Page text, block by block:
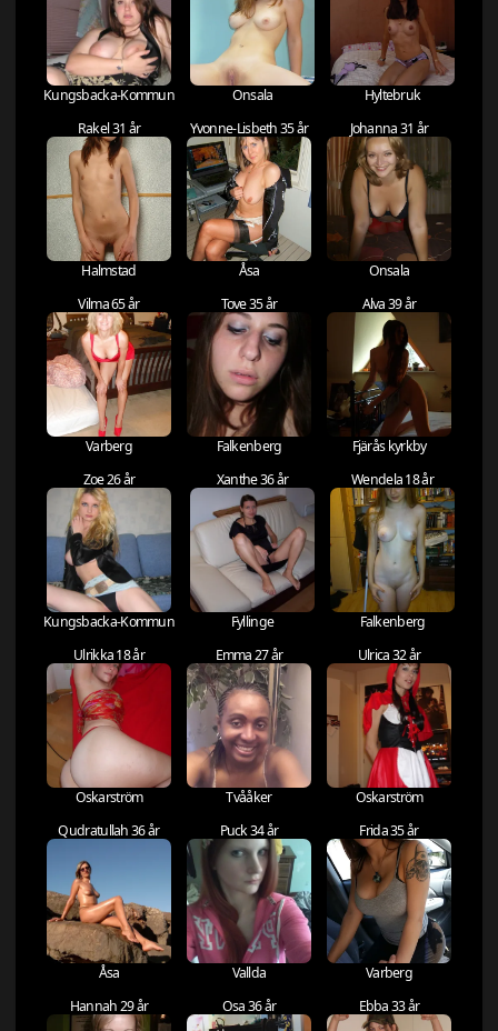
Kungsbacka-Kommun Onsala
Hyltebruk
Rakel 31 år
Halmstad
Yvonne-Lisbeth 35 år
Åsa
Johanna 31 år
Onsala
Vilma 65 år
Varberg
Tove 35 år
Falkenberg
Alva 39 år
Fjärås kyrkby
Zoe 26 år
Kungsbacka-Kommun
Xanthe 36 år
Fyllinge
Wendela 18 år
Falkenberg
Ulrikka 18 år
Oskarström
Emma 27 år
Tvååker
Ulrica 32 år
Oskarström
Qudratullah 36 år
Åsa
Puck 34 år
Vallda
Frida 35 år
Varberg
Hannah 29 år
Osa 36 år Ebba 33 år